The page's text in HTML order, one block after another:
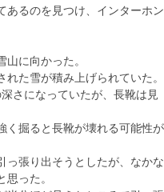
あるのを見つけ、インターホン
に向かった。
た雪が積み上げられていた。
さになっていたが、長靴は見
く掘ると長靴が壊れる可能性が
っ張り出そうとしたが、なかな
った。